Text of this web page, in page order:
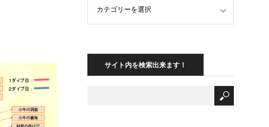
サイト内を検索出来ます！